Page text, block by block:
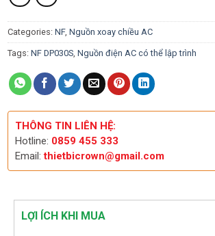
Categories: NF, Nguồn xoay chiều AC
Tags: NF DP030S, Nguồn điện AC có thể lập trình
THÔNG TIN LIÊN HỆ:
Hotline: 0859 455 333
Email:thietbicrown@gmail.com
LỢI ÍCH KHI MUA